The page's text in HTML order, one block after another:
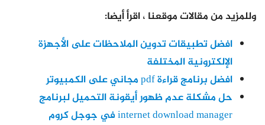
وللمزيد من مقالات موقعنا ، اقرأ أيضا:
افضل تطبيقات تدوين الملاحظات على الأجهزة
الإلكترونية المختلفة
افضل برنامج قراءة pdf مجاني على الكمبيوتر
حل مشكلة عدم ظهور أيقونة التحميل لبرنامج
internet download manager في جوجل كروم